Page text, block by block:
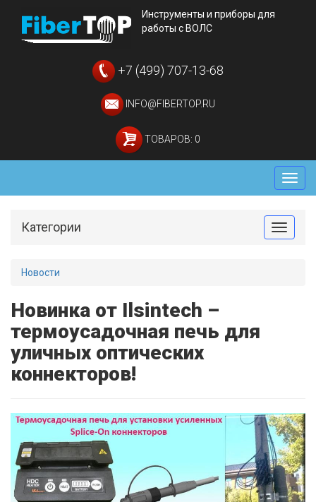
Инструменты и приборы для
работы с ВОЛС
+7 (499) 707-13-68
INFO@FIBERTOP.RU
ТОВАРОВ: 0
Меню
Toggle
Категории
Новости
Новинка от Ilsintech –
термоусадочная печь для
уличных оптических
коннекторов!